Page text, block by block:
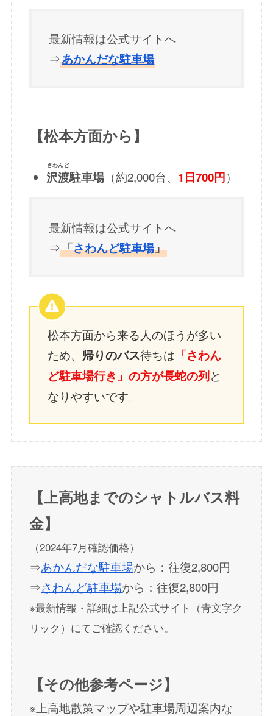
最新情報は公式サイトへ
⇒あかんだな駐車場
【松本方面から】
沢渡
さわんど
駐車場 （約2,000台、 1日700円）
最新情報は公式サイトへ
⇒「さわんど駐車場」
松本方面から来る人のほうが多い
ため、 帰りのバス待ちは 「さわん
ど駐車場行き」の方が長蛇の列と
なりやすいです。
【上高地までのシャトルバス料
金】
（2024年7月確認価格）
⇒あかんだな駐車場から：往復2,800円
⇒さわんど駐車場から：往復2,800円
※最新情報・詳細は上記公式サイト（青文字ク
リック）にてご確認ください。
【その他参考ページ】
※上高地散策マップや駐車場周辺案内な